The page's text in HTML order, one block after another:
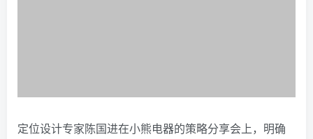
定位设计专家陈国进在小熊电器的策略分享会上，明确